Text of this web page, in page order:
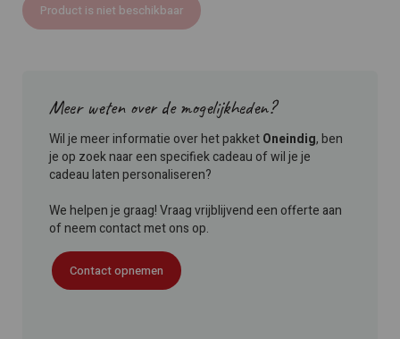
Product is niet beschikbaar
Meer weten over de mogelijkheden?
Wil je meer informatie over het pakketOneindig, ben
je op zoek naar een specifiek cadeau of wil je je
cadeau laten personaliseren?
We helpen je graag! Vraag vrijblijvend een offerte aan
of neem contact met ons op.
Contact opnemen